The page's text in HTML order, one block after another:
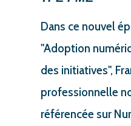
Dans ce nouvel
"Adoption
des initiatives",
professionnelle
référencée sur